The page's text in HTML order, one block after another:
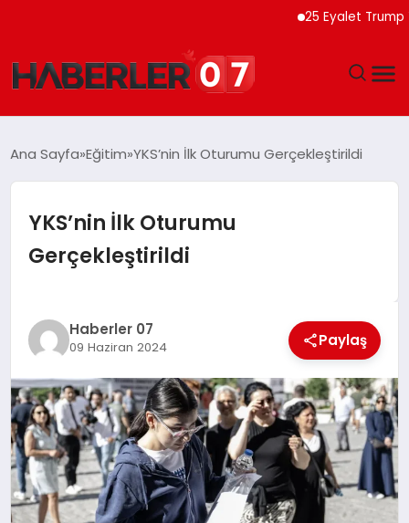
25 Eyalet Trump
EKONOMI
YAŞAM
TEKNOLOJI
EĞITIM
MAGAZIN
DIĞER
Ana Sayfa Eğitim YKS’nin İlk Oturumu Gerçekleştirildi
YKS’nin İlk Oturumu
Gerçekleştirildi
Haberler 07
09 Haziran 2024 Paylaş